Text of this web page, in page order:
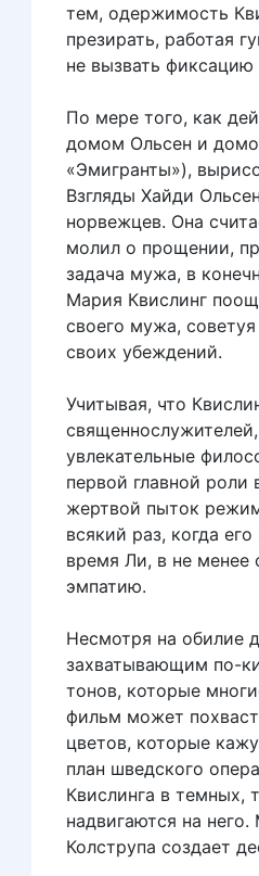
тем, одержимость
презирать, работая
не вызвать фиксацию
По мере того, как
домом Ольсен и
«Эмигранты»),
Взгляды Хайди
норвежцев. Она
молил о прощении,
задача мужа, в
Мария Квислинг
своего мужа,
своих убеждений.
Учитывая, что
увлекательные
первой главной
жертвой пыток
всякий раз, когда
время Ли, в не менее
эмпатию.
Несмотря на обилие
захватывающим по-
тонов, которые
фильм может
цветов, которые
план шведского
Квислинга в темных,
надвигаются на
Колструпа создает